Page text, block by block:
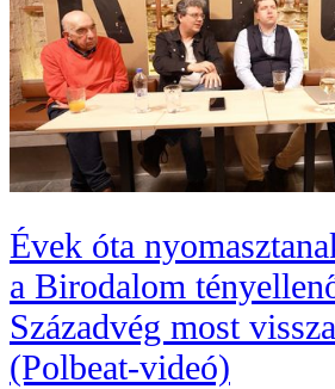
Évek óta
a Birodalom
Századvég most
(Polbeat-videó)